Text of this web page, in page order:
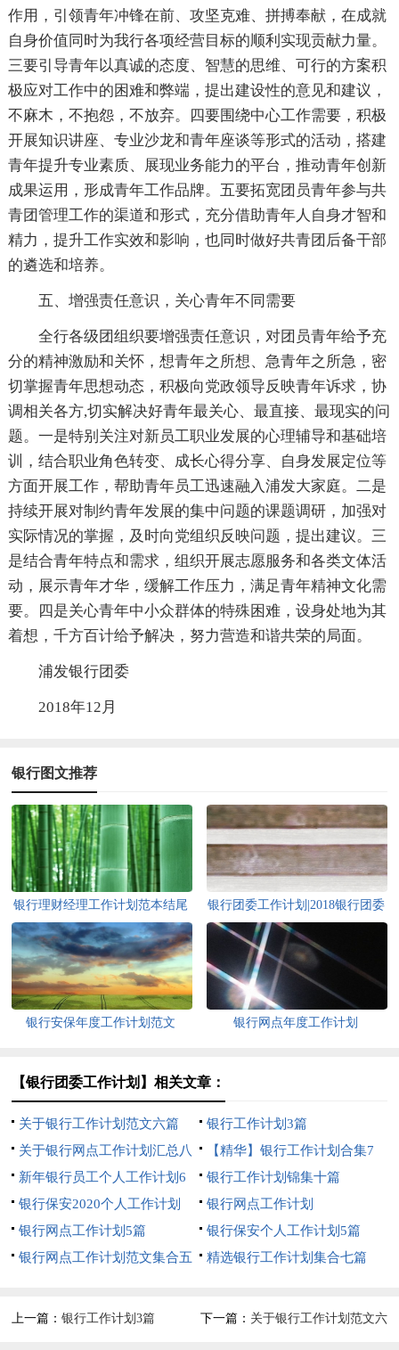
作用，引领青年冲锋在前、攻坚克难、拼搏奉献，在成就
自身价值同时为我行各项经营目标的顺利实现贡献力量。
三要引导青年以真诚的态度、智慧的思维、可行的方案积
极应对工作中的困难和弊端，提出建设性的意见和建议，
不麻木，不抱怨，不放弃。四要围绕中心工作需要，积极
开展知识讲座、专业沙龙和青年座谈等形式的活动，搭建
青年提升专业素质、展现业务能力的平台，推动青年创新
成果运用，形成青年工作品牌。五要拓宽团员青年参与共
青团管理工作的渠道和形式，充分借助青年人自身才智和
精力，提升工作实效和影响，也同时做好共青团后备干部
的遴选和培养。
五、增强责任意识，关心青年不同需要
全行各级团组织要增强责任意识，对团员青年给予充
分的精神激励和关怀，想青年之所想、急青年之所急，密
切掌握青年思想动态，积极向党政领导反映青年诉求，协
调相关各方,切实解决好青年最关心、最直接、最现实的问
题。一是特别关注对新员工职业发展的心理辅导和基础培
训，结合职业角色转变、成长心得分享、自身发展定位等
方面开展工作，帮助青年员工迅速融入浦发大家庭。二是
持续开展对制约青年发展的集中问题的课题调研，加强对
实际情况的掌握，及时向党组织反映问题，提出建议。三
是结合青年特点和需求，组织开展志愿服务和各类文体活
动，展示青年才华，缓解工作压力，满足青年精神文化需
要。四是关心青年中小众群体的特殊困难，设身处地为其
着想，千方百计给予解决，努力营造和谐共荣的局面。
浦发银行团委
2018年12月
银行图文推荐
银行理财经理工作计划范本结尾
银行团委工作计划|2018银行团委
工作计划|团委工作计划范文
银行安保年度工作计划范文 银行网点年度工作计划
【银行团委工作计划】相关文章：
关于银行工作计划范文六篇
银行工作计划3篇
关于银行网点工作计划汇总八
篇
【精华】银行工作计划合集7
篇
新年银行员工个人工作计划6
篇
银行工作计划锦集十篇
银行保安2020个人工作计划
银行网点工作计划
银行网点工作计划5篇
银行保安个人工作计划5篇
银行网点工作计划范文集合五
精选银行工作计划集合七篇
上一篇：银行工作计划3篇 下一篇： 关于银行工作计划范文六